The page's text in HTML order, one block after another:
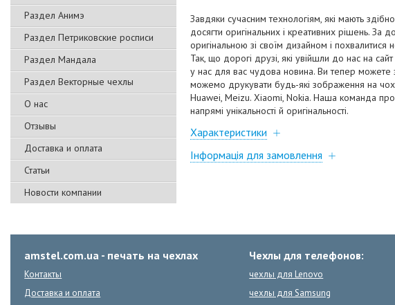
Раздел Анимэ
Раздел Петриковские росписи
Раздел Мандала
Раздел Векторные чехлы
О нас
Отзывы
Доставка и оплата
Статьи
Новости компании
Завдяки сучасним технологіям, які мають
досягти оригінальних і креативних рішень.
оригінальною зі своїм дизайном і
Так, що дорогі друзі, які увійшли до нас на
у нас для вас чудова новина. Ви тепер
можемо друкувати будь-які зображення на
Huawei, Meizu. Xiaomi, Nokia. Наша команда
напрямі унікальності й оригінальності.
Характеристики
Інформація для замовлення
amstel.com.ua - печать на чехлах
Контакты
Доставка и оплата
Чехлы для телефонов:
чехлы для Lenovo
чехлы для Samsung